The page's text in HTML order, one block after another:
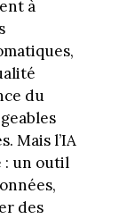
à
du
Mais l’IA
: un outil
des